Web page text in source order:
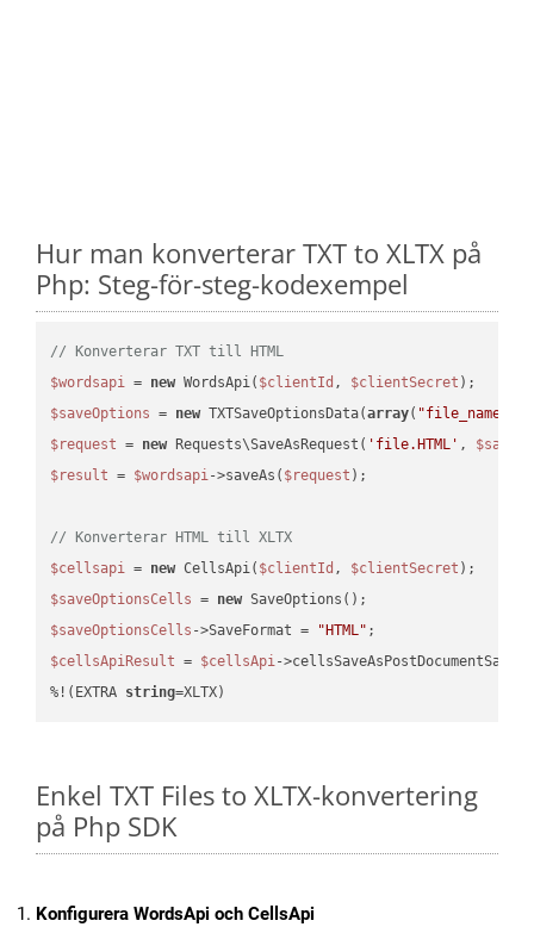
Hur man konverterar TXT to XLTX på
Php: Steg-för-steg-kodexempel
// Konverterar TXT till HTML
$wordsapi = new WordsApi( $clientId , $clientSecret
$saveOptions = new TXTSaveOptionsData(array( "file_name"
$request = new Requests\SaveAsRequest( 'file.HTML' ,
$result = $wordsapi->saveAs( $request );
// Konverterar HTML till XLTX
$cellsapi = new CellsApi( $clientId , $clientSecret
$saveOptionsCells = new
$saveOptionsCells ->SaveFormat = "HTML"
$cellsApiResult = $cellsApi-
%!(EXTRA string=XLTX)
Enkel TXT Files to XLTX-konvertering
på Php SDK
Konfigurera WordsApi och CellsApi